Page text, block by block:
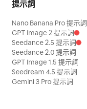
提示詞
Nano Banana Pro 提示詞
GPT Image 2 提示詞
Seedance 2.5 提示詞
Seedance 2.0 提示詞
GPT Image 1.5 提示詞
Seedream 4.5 提示詞
Gemini 3 Pro 提示詞